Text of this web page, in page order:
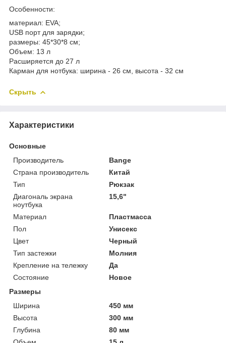
Особенности:
материал: EVA;
USB порт для зарядки;
размеры: 45*30*8 см;
Объем: 13 л
Расширяется до 27 л
Карман для нотбука: ширина - 26 см, высота - 32 см
Скрыть
Характеристики
Основные
Производитель
Bange
Страна производитель
Китай
Тип
Рюкзак
Диагональ экрана
ноутбука
15,6"
Материал
Пластмасса
Пол
Унисекс
Цвет
Черный
Тип застежки
Молния
Крепление на тележку
Да
Состояние
Новое
Размеры
Ширина
450 мм
Высота
300 мм
Глубина
80 мм